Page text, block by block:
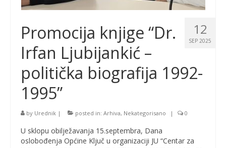
12
SEP 2025
Promocija knjige “Dr.
Irfan Ljubijankić –
politička biografija 1992-
1995”
by Urednik | posted in: Arhiva, Nekategorisano | 0
U sklopu obilježavanja 15.septembra, Dana
oslobođenja Općine Ključ u organizaciji JU “Centar za